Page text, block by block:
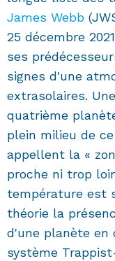
James Webb
25 décembre
ses
signes d'une
extrasolaires.
quatrième
plein milieu de
appellent la «
proche ni trop
température est
théorie la
d'une planète en
système